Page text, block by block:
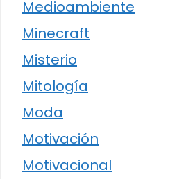
Medioambiente
Minecraft
Misterio
Mitología
Moda
Motivación
Motivacional